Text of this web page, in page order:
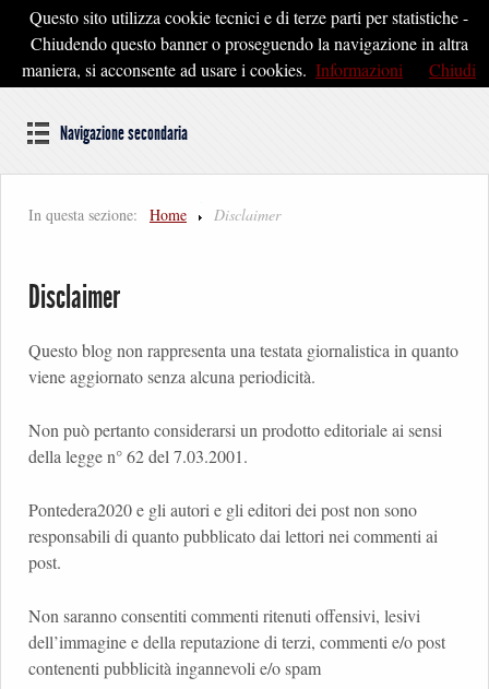
Pontedera2020
Dal cuore della Toscana un'idea di Futuro
Navigazione secondaria
In questa sezione: Home Disclaimer
Disclaimer
Questo blog non rappresenta una testata giornalistica in quanto
viene aggiornato senza alcuna periodicità.
Non può pertanto considerarsi un prodotto editoriale ai sensi
della legge n° 62 del 7.03.2001.
Pontedera2020 e gli autori e gli editori dei post non sono
responsabili di quanto pubblicato dai lettori nei commenti ai
post.
Non saranno consentiti commenti ritenuti offensivi, lesivi
dell’immagine e della reputazione di terzi, commenti e/o post
contenenti pubblicità ingannevoli e/o spam
Questo sito utilizza cookie tecnici e di terze parti per statistiche -
Chiudendo questo banner o proseguendo la navigazione in altra
maniera, si acconsente ad usare i cookies. Informazioni Chiudi